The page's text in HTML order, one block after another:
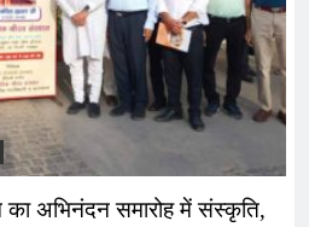
अभिनंदन समारोह में संस्कृति,